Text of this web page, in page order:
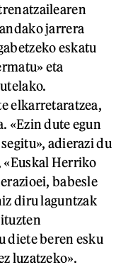
jarrera
eskatu
eta
elkarretaratzea,
«Ezin dute egun
adierazi du
Herriko
babesle
diru laguntzak
diete beren esku
luzatzeko».